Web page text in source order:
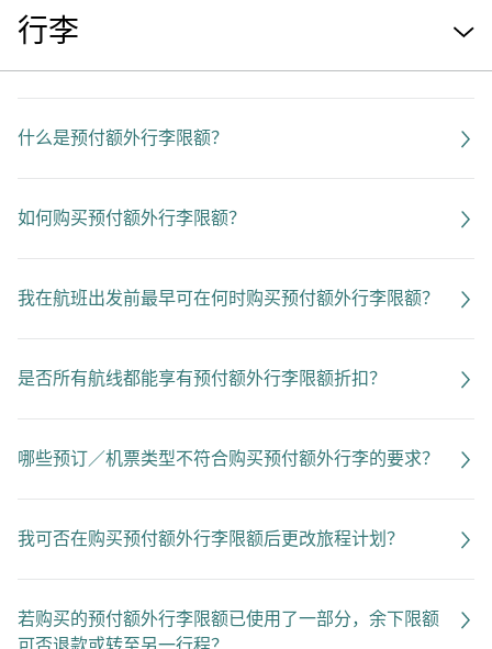
行李
什么是预付额外行李限额？
如何购买预付额外行李限额？
我在航班出发前最早可在何时购买预付额外行李限额？
是否所有航线都能享有预付额外行李限额折扣？
哪些预订／机票类型不符合购买预付额外行李的要求？
我可否在购买预付额外行李限额后更改旅程计划？
若购买的预付额外行李限额已使用了一部分，余下限额
可否退款或转至另一行程？